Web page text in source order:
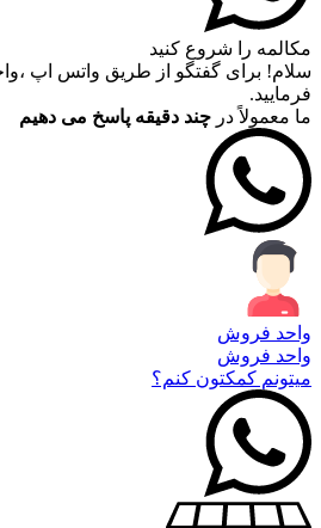
مکالمه را شروع کنید
سلام! برای گفتگو از طریق واتس اپ
فرمایید.
ما معمولاً در چند دقیقه پاسخ می دهیم
واحد فروش
واحد فروش
میتونم کمکتون کنم؟